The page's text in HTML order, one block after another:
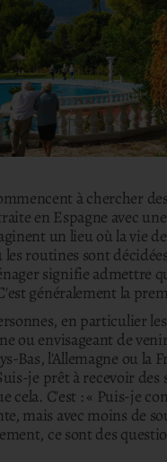
à chercher des
en Espagne avec
un lieu où la vie
routines sont
signifie admettre
généralement la
en particulier
ou envisageant de
Bas, l'Allemagne ou la
je prêt à recevoir des
cela. C'est : « Puis-je
mais avec moins de
ce sont des